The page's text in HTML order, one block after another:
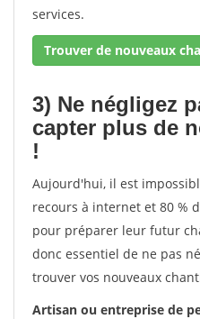
services.
3) Ne négligez
capter plus de
!
Aujourd'hui, il est
recours à internet et 80 %
pour préparer leur futur
donc essentiel de ne pas
trouver vos nouveaux
Artisan ou entreprise de